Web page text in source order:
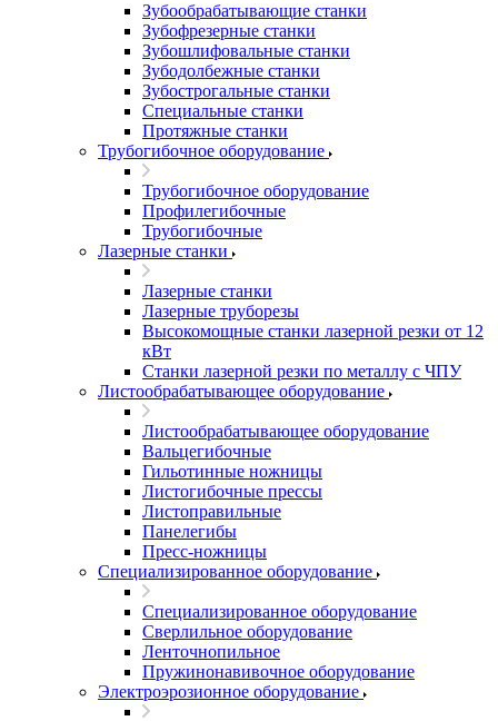
Зубообрабатывающие станки
Зубофрезерные станки
Зубошлифовальные станки
Зубодолбежные станки
Зубострогальные станки
Специальные станки
Протяжные станки
Трубогибочное оборудование
Трубогибочное оборудование
Профилегибочные
Трубогибочные
Лазерные станки
Лазерные станки
Лазерные труборезы
Высокомощные станки лазерной резки от 12
кВт
Станки лазерной резки по металлу с ЧПУ
Листообрабатывающее оборудование
Листообрабатывающее оборудование
Вальцегибочные
Гильотинные ножницы
Листогибочные прессы
Листоправильные
Панелегибы
Пресс-ножницы
Специализированное оборудование
Специализированное оборудование
Сверлильное оборудование
Ленточнопильное
Пружинонавивочное оборудование
Электроэрозионное оборудование